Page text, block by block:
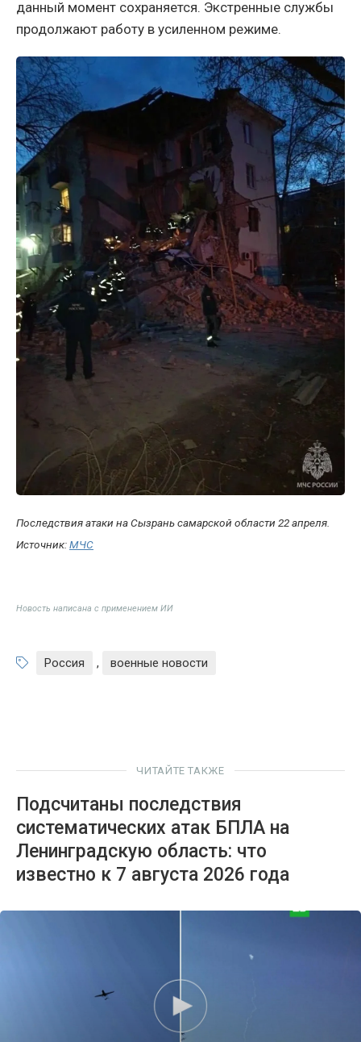
данный момент сохраняется. Экстренные службы
продолжают работу в усиленном режиме.
Последствия атаки на Сызрань самарской области 22 апреля.
Источник:МЧС
Новость написана с применением ИИ
Россия , военные новости
ЧИТАЙТЕ ТАКЖЕ
Подсчитаны последствия
систематических атак БПЛА на
Ленинградскую область: что
известно к 7 августа 2026 года